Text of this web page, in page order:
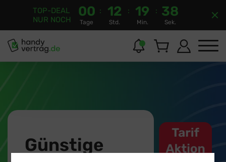
TOP-DEAL
NUR NOCH
00
Tage
: 12
Std.
: 19
Min.
: 37
Sek.
Günstige